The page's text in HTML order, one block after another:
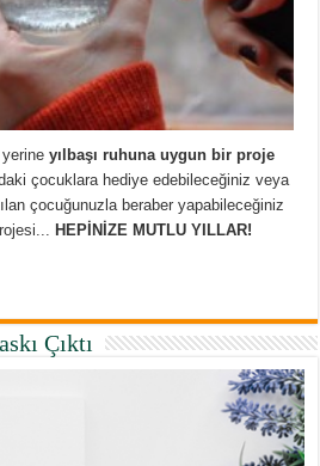
yerineyılbaşı ruhuna uygun bir proje
çocuklara hediye edebileceğiniz veya
çocuğunuzla beraber yapabileceğiniz
HEPİNİZE MUTLU YILLAR!
Çıktı